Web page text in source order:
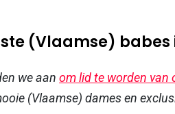
(Vlaamse) babes
we aan om lid te worden van
(Vlaamse) dames en